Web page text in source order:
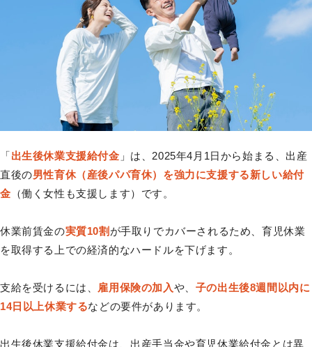
「出生後休業支援給付金 」は、2025年4月1日から始まる、出産
直後の男性育休（産後パパ育休）を強力に支援する新しい給付
金 （働く女性も支援します）です。
休業前賃金の実質10割 が手取りでカバーされるため、育児休業
を取得する上での経済的なハードルを下げます。
支給を受けるには、 雇用保険の加入や、 子の出生後8週間以内に
14日以上休業するなどの要件があります。
出生後休業支援給付金は、出産手当金や育児休業給付金とは異